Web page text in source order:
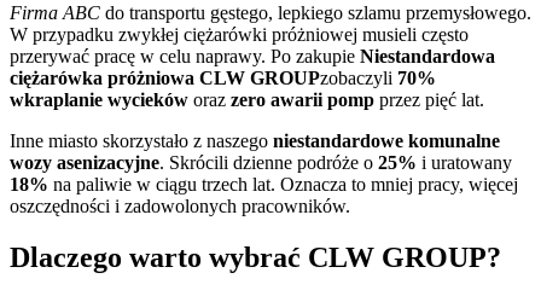
Firma ABC do transportu gęstego, lepkiego szlamu przemysłowego.
W przypadku zwykłej ciężarówki próżniowej musieli często
przerywać pracę w celu naprawy. Po zakupie Niestandardowa
ciężarówka próżniowa CLW GROUPzobaczyli 70%
wkraplanie wycieków oraz zero awarii pomp przez pięć lat.
Inne miasto skorzystało z naszego niestandardowe komunalne
wozy asenizacyjne. Skrócili dzienne podróże o 25% i uratowany
18% na paliwie w ciągu trzech lat. Oznacza to mniej pracy, więcej
oszczędności i zadowolonych pracowników.
Dlaczego warto wybrać CLW GROUP?